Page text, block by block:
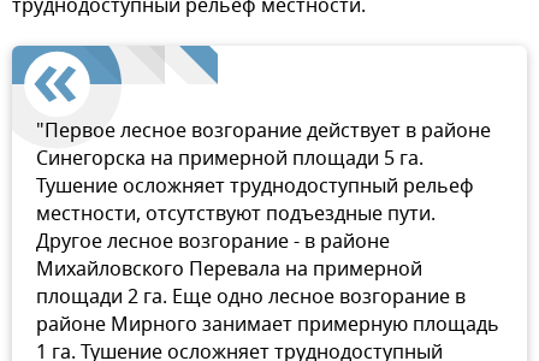
труднодоступный рельеф местности.
"Первое лесное возгорание действует в районе
Синегорска на примерной площади 5 га.
Тушение осложняет труднодоступный рельеф
местности, отсутствуют подъездные пути.
Другое лесное возгорание - в районе
Михайловского Перевала на примерной
площади 2 га. Еще одно лесное возгорание в
районе Мирного занимает примерную площадь
1 га. Тушение осложняет труднодоступный